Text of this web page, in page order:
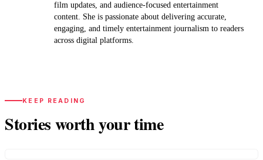
film updates, and audience-focused entertainment
content. She is passionate about delivering accurate,
engaging, and timely entertainment journalism to readers
across digital platforms.
KEEP READING
Stories worth your time